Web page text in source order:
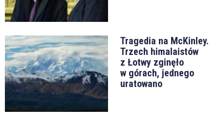
Tragedia na McKinley.
Trzech himalaistów
z Łotwy zginęło
w górach, jednego
uratowano